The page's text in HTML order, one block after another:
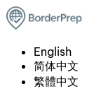
English
简体中文
繁體中文